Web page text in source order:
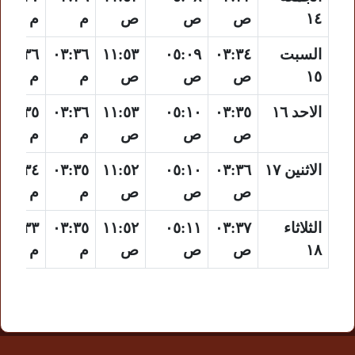
١٤
ص
ص
ص
م
م
السبت
١٥
٠٣:٣٤
ص
٠٥:٠٩
ص
١١:٥٣
ص
٠٣:٣٦
م
٠٦:٣٦
م
الاحد ١٦
٠٣:٣٥
ص
٠٥:١٠
ص
١١:٥٣
ص
٠٣:٣٦
م
٠٦:٣٥
م
الاثنين ١٧
٠٣:٣٦
ص
٠٥:١٠
ص
١١:٥٢
ص
٠٣:٣٥
م
٠٦:٣٤
م
الثلاثاء
١٨
٠٣:٣٧
ص
٠٥:١١
ص
١١:٥٢
ص
٠٣:٣٥
م
٠٦:٣٣
م